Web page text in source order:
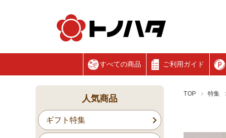
すべての商品 ご利用ガイド
TOP 特集
人気商品
ギフト特集